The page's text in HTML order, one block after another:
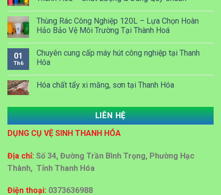
Thùng Rác Công Nghiệp 120L – Lựa Chọn Hoàn
Hảo Bảo Vệ Môi Trường Tại Thành Hoá
01
Th6
Chuyên cung cấp máy hút công nghiệp tại Thanh
Hóa
Hóa chất tẩy xi măng, sơn tại Thanh Hóa
Dung dịch Lau kính công nghiệp tại Thanh Hóa
LIÊN HỆ
DỤNG CỤ VỆ SINH THANH HÓA
Địa chỉ: Số 34, Đường Trần Bình Trọng, Phường Hạc
Thành, Tỉnh Thanh Hóa
Điện thoại: 0373636988